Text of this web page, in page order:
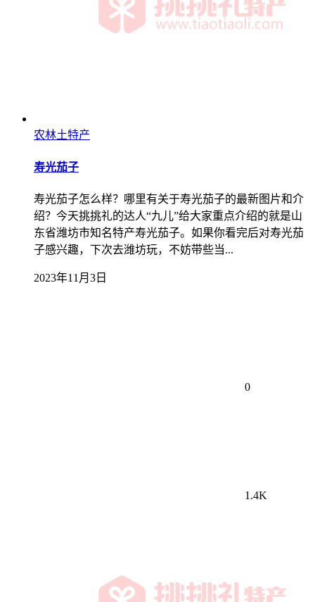
农林土特产
寿光茄子
寿光茄子怎么样？哪里有关于寿光茄子的最新图片和介
绍？今天挑挑礼的达人“九儿”给大家重点介绍的就是山
东省潍坊市知名特产寿光茄子。如果你看完后对寿光茄
子感兴趣，下次去潍坊玩，不妨带些当...
2023年11月3日
0
1.4K